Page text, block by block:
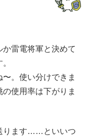
雷電将軍と決めて
。使い分けできま
使用率は下がりま
ります……といいつ